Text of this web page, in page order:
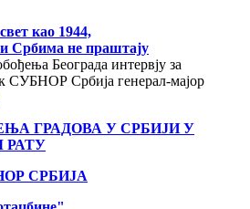
као 1944,
Србима не праштају
Београда интервју за
Србија генерал-мајор
ГРАДОВА У СРБИЈИ У
РАТУ
СРБИЈА